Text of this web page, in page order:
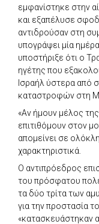
εμφανίστηκε στην
και εξαπέλυσε
αντιδρούσαν στη
υπογράψει μία
υποστήριξε ότι ο
ηγέτης που
Ισραήλ ύστερα από
καταστροφών στη
«Αν ήμουν μέλος
επιτιθόμουν στον
απομείνει σε
χαρακτηριστικά.
Ο αντιπρόεδρος
του πρόσφατου
τα δύο τρίτα των
για την προστασία
«κατασκευάστηκαν